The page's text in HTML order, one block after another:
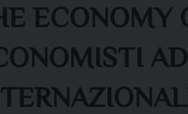
ECONOMY